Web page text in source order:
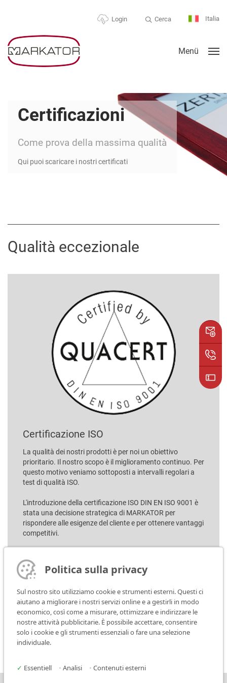
Login Cerca Italia
Menü
Certificazioni
Come prova della massima qualità
Qui puoi scaricare i nostri certificati
Qualità eccezionale
Certificazione ISO
La qualità dei nostri prodotti è per noi un obiettivo
prioritario. Il nostro scopo è il miglioramento continuo. Per
questo motivo veniamo sottoposti a intervalli regolari a
test di qualità ISO.
L'introduzione della certificazione ISO DIN EN ISO 9001 è
stata una decisione strategica di MARKATOR per
rispondere alle esigenze del cliente e per ottenere vantaggi
competitivi.
consegna, ogni passaggio all'interno dell'intera azienda
MARKATOR soddisfa i più elevati requisiti di qualità, sia
Scarica la certificazione ISO
Politica sulla privacy
Sul nostro sito utilizziamo cookie e strumenti esterni. Questi ci
aiutano a migliorare i nostri servizi online e a gestirli in modo
economico, così come a misurare, ottimizzare e indirizzare le
nostre attività pubblicitarie. È possibile accettare, consentire
solo i cookie e gli strumenti essenziali o fare una selezione
individuale.
✓ Essentiell • Analisi • Contenuti esterni